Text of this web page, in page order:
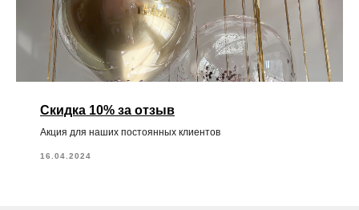
Скидка 10% за отзыв
Акция для наших постоянных клиентов
16.04.2024